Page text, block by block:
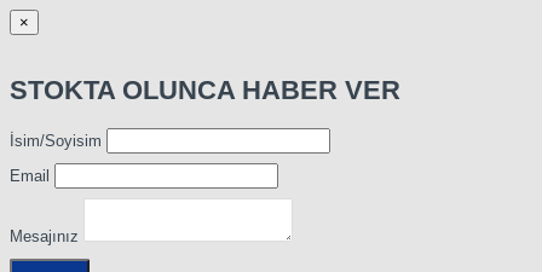
×
STOKTA OLUNCA HABER VER
İsim/Soyisim
Email
Mesajınız